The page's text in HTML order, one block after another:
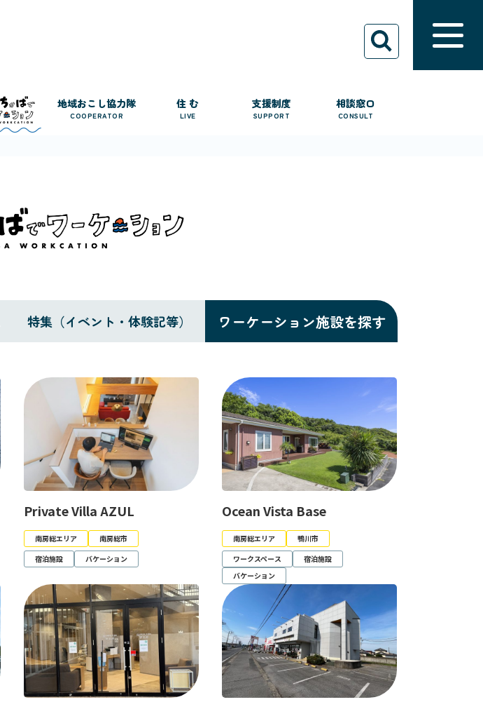
地域おこし協力隊
COOPERATOR
住 む
LIVE
支援制度
SUPPORT
相談窓口
CONSULT
特集（イベント・体験記等） ワーケーション施設を探す
Private Villa AZUL
南房総エリア
南房総市
宿泊施設
バケーション
Ocean Vista Base
南房総エリア
鴨川市
ワークスペース
宿泊施設
バケーション